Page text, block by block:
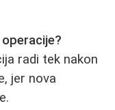
radi tek nakon
jer nova